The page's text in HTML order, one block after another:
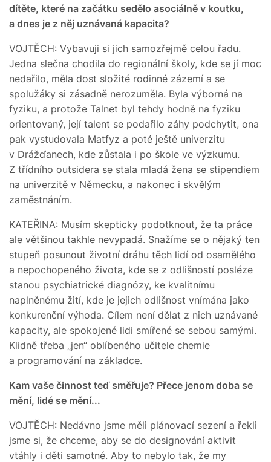
dítěte, které na začátku sedělo asociálně v koutku,
a dnes je z něj uznávaná kapacita?
VOJTĚCH: Vybavuji si jich samozřejmě celou řadu.
Jedna slečna chodila do regionální školy, kde se jí moc
nedařilo, měla dost složité rodinné zázemí a se
spolužáky si zásadně nerozuměla. Byla výborná na
fyziku, a protože Talnet byl tehdy hodně na fyziku
orientovaný, její talent se podařilo záhy podchytit, ona
pak vystudovala Matfyz a poté ještě univerzitu
v Drážďanech, kde zůstala i po škole ve výzkumu.
Z třídního outsidera se stala mladá žena se stipendiem
na univerzitě v Německu, a nakonec i skvělým
zaměstnáním.
KATEŘINA: Musím skepticky podotknout, že ta práce
ale většinou takhle nevypadá. Snažíme se o nějaký ten
stupeň posunout životní dráhu těch lidí od osamělého
a nepochopeného života, kde se z odlišností posléze
stanou psychiatrické diagnózy, ke kvalitnímu
naplněnému žití, kde je jejich odlišnost vnímána jako
konkurenční výhoda. Cílem není dělat z nich uznávané
kapacity, ale spokojené lidi smířené se sebou samými.
Klidně třeba „jen“ oblíbeného učitele chemie
a programování na základce.
Kam vaše činnost teď směřuje? Přece jenom doba se
mění, lidé se mění...
VOJTĚCH: Nedávno jsme měli plánovací sezení a řekli
jsme si, že chceme, aby se do designování aktivit
vtáhly i děti samotné. Aby to nebylo tak, že my